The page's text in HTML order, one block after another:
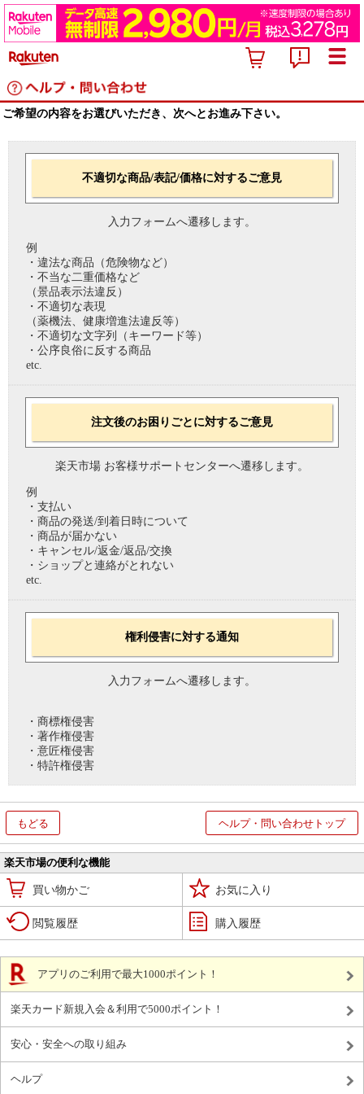
ご希望の内容をお選びいただき、次へとお進み下さい。
不適切な商品/表記/価格に対するご意見
入力フォームへ遷移します。
例
・違法な商品（危険物など）
・不当な二重価格など
（景品表示法違反）
・不適切な表現
（薬機法、健康増進法違反等）
・不適切な文字列（キーワード等）
・公序良俗に反する商品
etc.
注文後のお困りごとに対するご意見
楽天市場 お客様サポートセンターへ遷移します。
例
・支払い
・商品の発送/到着日時について
・商品が届かない
・キャンセル/返金/返品/交換
・ショップと連絡がとれない
etc.
権利侵害に対する通知
入力フォームへ遷移します。
・商標権侵害
・著作権侵害
・意匠権侵害
・特許権侵害
もどる ヘルプ・問い合わせトップ
楽天市場の便利な機能
買い物かご お気に入り
閲覧履歴 購入履歴
アプリのご利用で最大1000ポイント！
楽天カード新規入会＆利用で5000ポイント！
安心・安全への取り組み
ヘルプ